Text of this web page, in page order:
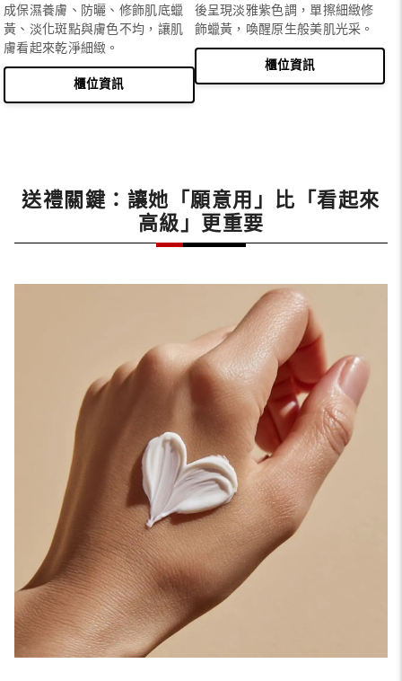
成保濕養膚、防曬、修飾肌底蠟
黃、淡化斑點與膚色不均，讓肌
膚看起來乾淨細緻。
櫃位資訊
後呈現淡雅紫色調，單擦細緻修
飾蠟黃，喚醒原生般美肌光采。
櫃位資訊
送禮關鍵：讓她「願意用」比「看起來
高級」更重要